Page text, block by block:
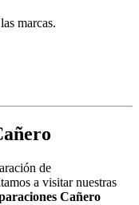
marcas.
de
a visitar nuestras
Cañero